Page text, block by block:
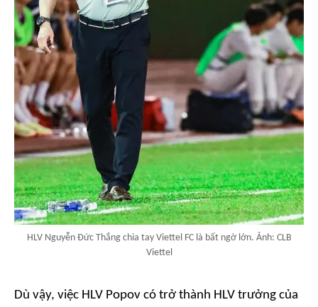
HLV Nguyễn Đức Thắng chia tay Viettel FC là bất ngờ lớn. Ảnh: CLB
Viettel
Dù vậy, việc HLV Popov có trở thành HLV trưởng của